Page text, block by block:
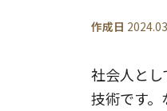
作成日
社会人と
技術です。